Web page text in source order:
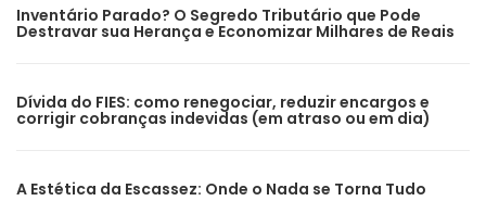
Inventário Parado? O Segredo Tributário que Pode
Destravar sua Herança e Economizar Milhares de Reais
Dívida do FIES: como renegociar, reduzir encargos e
corrigir cobranças indevidas (em atraso ou em dia)
A Estética da Escassez: Onde o Nada se Torna Tudo